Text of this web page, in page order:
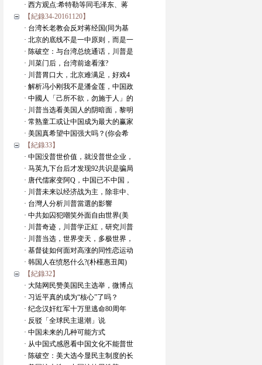
· 西方观点:希特勒等同毛泽东、蒋
【紀錄34-20161120】
· 台湾长老教会反对蒋经国(同为基
· 北京的底线不是一中原则，而是一
· 陈破空：与台湾总统通话，川普是
· 川菜门后，台湾前途看涨?
· 川普胃口大，北京难满足，好戏4
· 解析冯小刚我不是潘金莲，中国政
· 中國人「己所不欲，勿施于人」的
· 川普当选看美国人的阴暗面，黎明
· 常熟童工或让中国成为最大的赢家
· 美国真希望中国强大吗？(你会希
【紀錄33】
· 中国没普世价值，就没普世企业，
· 马英九下台后才发现92共识是骗局
· 唐代儒家变阿Q，中国已不中国，
· 川普未来以经济战为主，除非中、
· 台灣人分析川普當選的影響
· 中共如囚犯嘲笑外面自由世界(美
· 川普奇迹，川普学正紅，研究川普
· 川普当选，世界变天，多极世界，
· 基督徒如何面对高涨的同性恋运动
· 韩国人在愤怒什么?(朴槿惠丑闻)
【紀錄32】
· 大陆网民赞美国民主选举，微博点
· 习近平真的成为“核心”了吗？
· 纪念汉奸红军十万里逃命80周年
· 反驳「全球民主退潮」说
· 中国未来的几种可能方式
· 从中国式感恩看中国文化不能普世
· 陈破空：美大选今显民主制度的长